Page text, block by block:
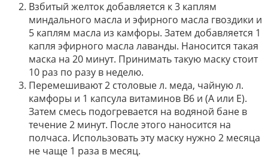
Взбитый желток добавляется к 3 каплям
миндального масла и эфирного масла гвоздики и
5 каплям масла из камфоры. Затем добавляется 1
капля эфирного масла лаванды. Наносится такая
маска на 20 минут. Принимать такую маску стоит
10 раз по разу в неделю.
Перемешивают 2 столовые л. меда, чайную л.
камфоры и 1 капсула витаминов В6 и (А или Е).
Затем смесь подогревается на водяной бане в
течение 2 минут. После этого наносится на
полчаса. Использовать эту маску нужно 2 месяца
не чаще 1 раза в месяц.